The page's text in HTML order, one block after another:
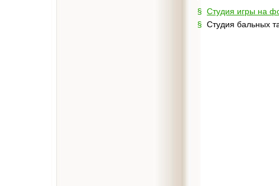
Студия игры на
Студия бальных